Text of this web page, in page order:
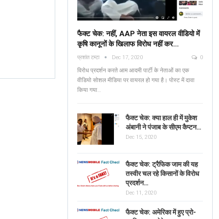
फैक्ट चेक: नहीं, AAP नेता इस वायरल वीडियो में
कृषि कानूनों के खिलाफ विरोध नहीं कर…
प्रशांत टम्टा Dec 17, 2020 0
विरोध प्रदर्शन करते आम आदमी पार्टी के नेताओं का एक
वीडियो सोशल मीडिया पर वायरल हो गया है। पोस्ट में दावा
किया गया…
फैक्ट चेक: क्या हाल ही में मुकेश
अंबानी ने पंजाब के सीएम कैप्टन…
Dec 15, 2020
फैक्ट चेक: ट्रैफिक जाम की यह
तस्वीर चल रहे किसानों के विरोध
प्रदर्शन…
Dec 11, 2020
फैक्ट चेक: अमेरिका में हुए प्रो-
Fact Check: No, AAP
Leaders Are NOT
Protesting Against Farm
Laws In The Viral…
ব্যঙ্গাত্মক ভিডিওটি